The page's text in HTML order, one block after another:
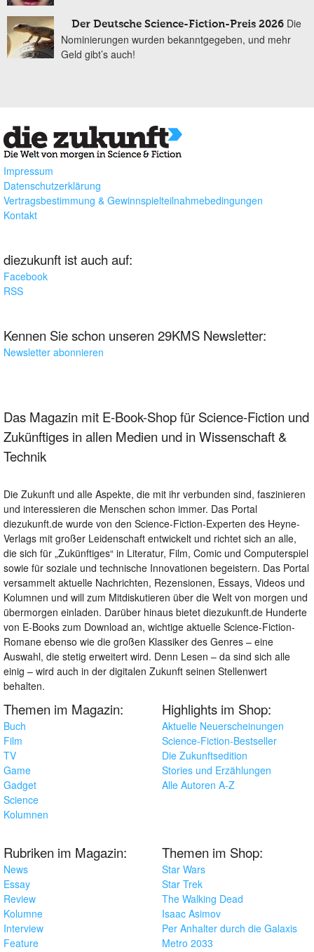
Der Deutsche Science-Fiction-Preis 2026 Die
Nominierungen wurden bekanntgegeben, und mehr
Geld gibt’s auch!
Impressum
Datenschutzerklärung
Vertragsbestimmung & Gewinnspielteilnahmebedingungen
Kontakt
diezukunft ist auch auf:
Facebook
RSS
Kennen Sie schon unseren 29KMS Newsletter:
Newsletter abonnieren
Das Magazin mit E-Book-Shop für Science-Fiction und
Zukünftiges in allen Medien und in Wissenschaft &
Technik
Die Zukunft und alle Aspekte, die mit ihr verbunden sind, faszinieren
und interessieren die Menschen schon immer. Das Portal
diezukunft.de wurde von den Science-Fiction-Experten des Heyne-
Verlags mit großer Leidenschaft entwickelt und richtet sich an alle,
die sich für „Zukünftiges“ in Literatur, Film, Comic und Computerspiel
sowie für soziale und technische Innovationen begeistern. Das Portal
versammelt aktuelle Nachrichten, Rezensionen, Essays, Videos und
Kolumnen und will zum Mitdiskutieren über die Welt von morgen und
übermorgen einladen. Darüber hinaus bietet diezukunft.de Hunderte
von E-Books zum Download an, wichtige aktuelle Science-Fiction-
Romane ebenso wie die großen Klassiker des Genres – eine
Auswahl, die stetig erweitert wird. Denn Lesen – da sind sich alle
einig – wird auch in der digitalen Zukunft seinen Stellenwert
behalten.
Themen im Magazin:
Buch
Film
TV
Game
Gadget
Science
Kolumnen
Highlights im Shop:
Aktuelle Neuerscheinungen
Science-Fiction-Bestseller
Die Zukunftsedition
Stories und Erzählungen
Alle Autoren A-Z
Rubriken im Magazin:
News
Essay
Review
Kolumne
Interview
Feature
Themen im Shop:
Star Wars
Star Trek
The Walking Dead
Isaac Asimov
Per Anhalter durch die Galaxis
Metro 2033